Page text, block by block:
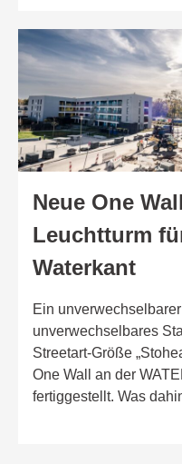
Neue One
Leuchtturm
Waterkant
Ein
unverwechselbares
Streetart-Größe
One Wall an der
fertiggestellt. Was